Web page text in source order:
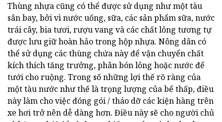
Thùng nhựa cũng có thể được sử dụng như một tàu
sân bay, bởi vì nước uống, sữa, các sản phẩm sữa, nước
trái cây, bia tươi, rượu vang và các chất lỏng tương tự
được lưu giữ hoàn hảo trong hộp nhựa. Nông dân có
thể sử dụng các thùng chứa này để vận chuyển chất
kích thích tăng trưởng, phân bón lỏng hoặc nước để
tưới cho ruộng. Trong số những lợi thế rõ ràng của
một tàu nước như thế là trọng lượng của bể thấp, điều
này làm cho việc đóng gói / tháo dỡ các kiện hàng trên
xe hơi trở nên dễ dàng hơn. Điều này sẽ cho người chủ